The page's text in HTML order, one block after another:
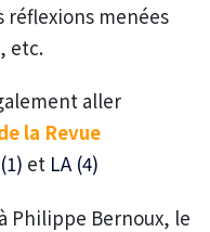
réflexions menées
etc.
aller
la Revue
et LA (4)
Philippe Bernoux, le